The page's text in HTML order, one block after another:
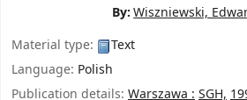
By:Wiszniewski,
Material type:
Text
Language: Polish
Publication details: Warszawa :SGH,